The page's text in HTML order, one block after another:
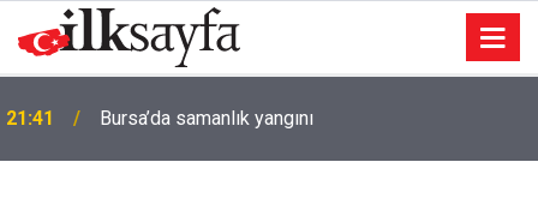
21:41 Bursa’da samanlık yangını